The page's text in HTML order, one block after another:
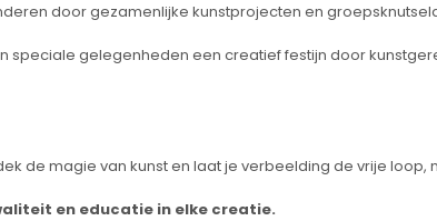
door gezamenlijke kunstprojecten en
speciale gelegenheden een creatief festijn door
de magie van kunst en laat je verbeelding de vrije
en educatie in elke creatie.